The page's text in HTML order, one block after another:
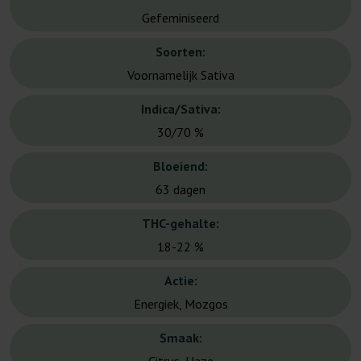
Gefeminiseerd
Soorten:
Voornamelijk Sativa
Indica/Sativa:
30/70 %
Bloeiend:
63 dagen
THC-gehalte:
18-22 %
Actie:
Energiek, Mozgos
Smaak: